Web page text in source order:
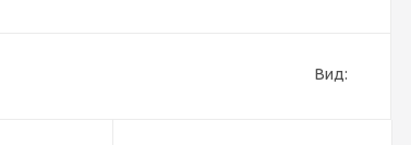
Вид: